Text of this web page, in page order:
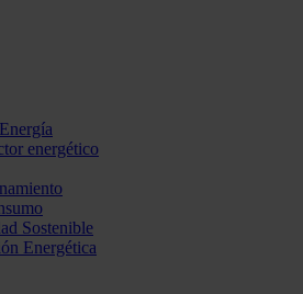
energético
Sostenible
Energética